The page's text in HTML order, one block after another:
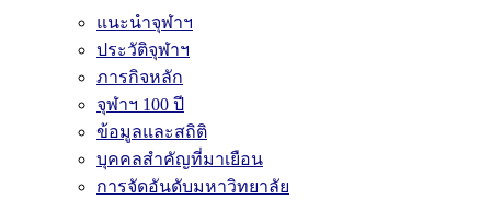
แนะนำจุฬาฯ
ประวัติจุฬาฯ
ภารกิจหลัก
จุฬาฯ 100 ปี
ข้อมูลและสถิติ
บุคคลสำคัญที่มาเยือน
การจัดอันดับมหาวิทยาลัย